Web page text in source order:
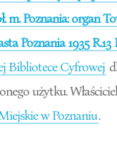
m. Poznania: organ
Poznania 1935 R.13
Bibliotece Cyfrowej
użytku.
w Poznaniu.